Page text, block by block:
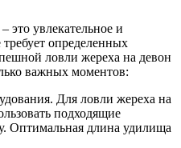
это увлекательное и
требует определенных
ловли жереха на девон
важных моментов:
Для ловли жереха на
подходящие
Оптимальная длина удилища